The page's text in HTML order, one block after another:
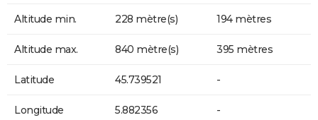
Altitude min. 228 mètre(s) 194 mètres
Altitude max. 840 mètre(s) 395 mètres
Latitude 45.739521 -
Longitude 5.882356 -